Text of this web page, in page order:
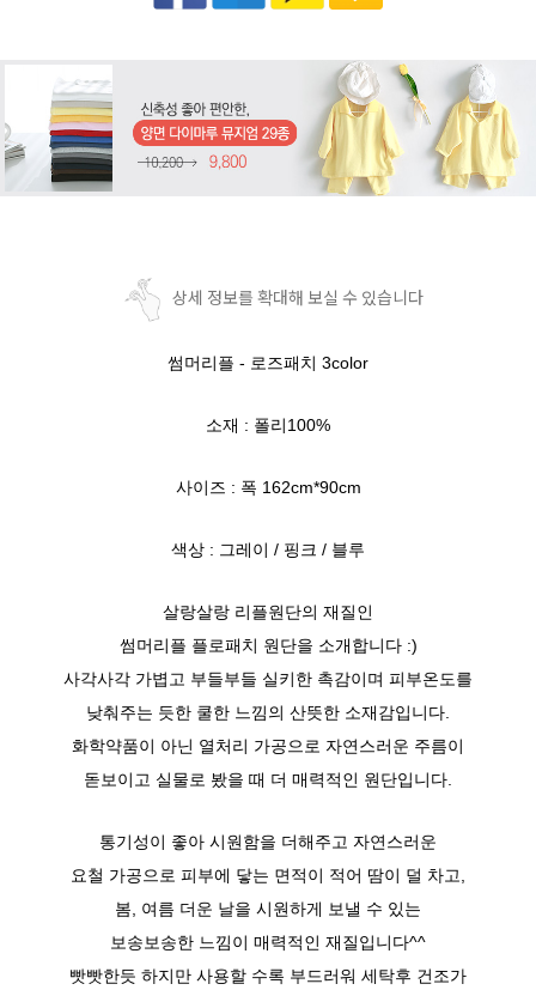
상세 정보를 확대해 보실 수 있습니다
썸머리플 - 로즈패치 3color
소재 : 폴리100%
사이즈 : 폭 162cm*90cm
색상 : 그레이 / 핑크 / 블루
살랑살랑 리플원단의 재질인
썸머리플 플로패치 원단을 소개합니다 :)
사각사각 가볍고 부들부들 실키한 촉감이며 피부온도를
낮춰주는 듯한 쿨한 느낌의 산뜻한 소재감입니다.
화학약품이 아닌 열처리 가공으로 자연스러운 주름이
돋보이고 실물로 봤을 때 더 매력적인 원단입니다.
통기성이 좋아 시원함을 더해주고 자연스러운
요철 가공으로 피부에 닿는 면적이 적어 땀이 덜 차고,
봄, 여름 더운 날을 시원하게 보낼 수 있는
보송보송한 느낌이 매력적인 재질입니다^^
빳빳한듯 하지만 사용할 수록 부드러워 세탁후 건조가